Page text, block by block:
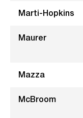
Marti-Hopkins
Maurer
Mazza
McBroom